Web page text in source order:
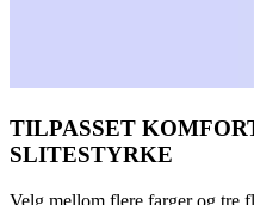
TILPASSET
SLITESTYRKE
Velg mellom flere farger og tre